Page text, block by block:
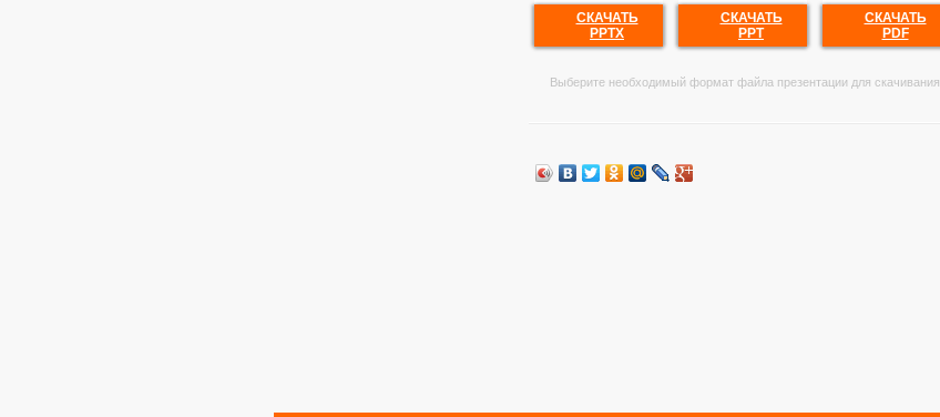
СКАЧАТЬ
PPTX
СКАЧАТЬ
PPT
СКАЧАТЬ
PDF
Выберите необходимый формат файла презентации для скачивания